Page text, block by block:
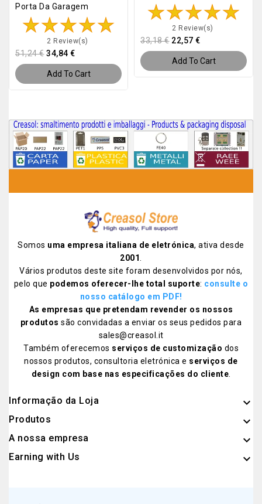
Porta Da Garagem
2 Review(s)
51,24 € 34,84 €
Add To Cart
2 Review(s)
33,18 € 22,57 €
Add To Cart
Somos uma empresa italiana de eletrónica, ativa desde
2001
Vários produtos deste site foram desenvolvidos por nós,
pelo que podemos oferecer-lhe total suporte: consulte o
nosso catálogo em PDF!
As empresas que pretendam revender os nossos
produtos são convidadas a enviar os seus pedidos para
sales@creasol.it
Também oferecemos serviços de customização dos
nossos produtos, consultoria eletrónica e serviços de
design com base nas especificações do cliente
Informação da Loja keyboard_arrow_down
Produtos 
A nossa empresa 
Earning with Us 